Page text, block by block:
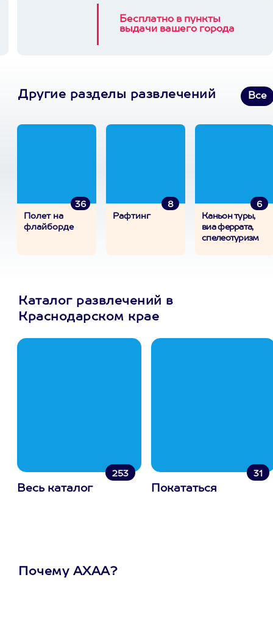
Бесплатно в пункты
выдачи вашего города
Другие разделы развлечений Все
36
Полет на
флайборде
8
Рафтинг
6
Каньон туры,
виа феррата,
спелеотуризм
Каталог развлечений в
Краснодарском крае
253
Весь каталог
31
Покататься
Почему АХАА?